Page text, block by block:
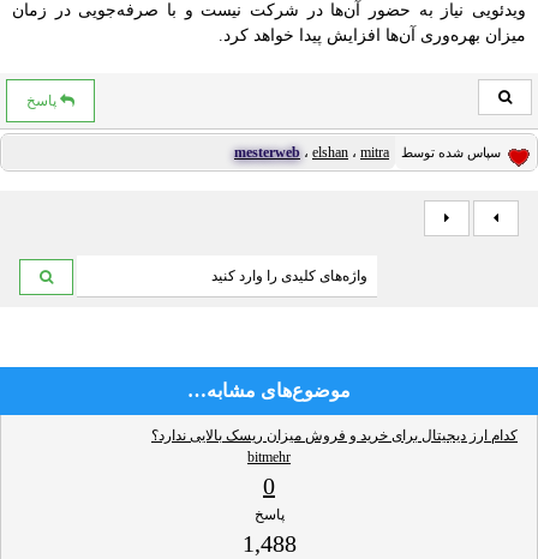
ویدئویی نیاز به حضور آن‌ها در شرکت نیست و با صرفه‌جویی در زمان
میزان بهره‌وری آن‌ها افزایش پیدا خواهد کرد.
پاسخ
سپاس شده توسط mitra ، elshan ، mesterweb
موضوع‌های مشابه…
کدام ارز دیجیتال برای خرید و فروش میزان ریسک بالایی ندارد؟
bitmehr
0
پاسخ
1,488